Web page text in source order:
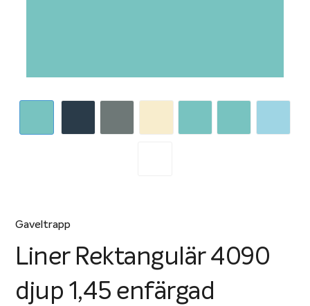
Gaveltrapp
Liner Rektangulär 4090
djup 1,45 enfärgad